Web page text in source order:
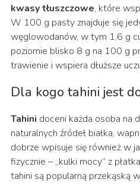
kwasy tłuszczowe, które
W 100 g pasty znajduje się
węglowodanów, w tym 1,6 g
poziomie blisko 8 g na 100 g
trawienie i wspiera dłuższe
Dla kogo tahini jest
Tahini doceni każda osoba na
naturalnych źródeł białka,
dobrze wpisuje się również w
fizycznie – „kulki mocy” z
tahini są popularną przekąską